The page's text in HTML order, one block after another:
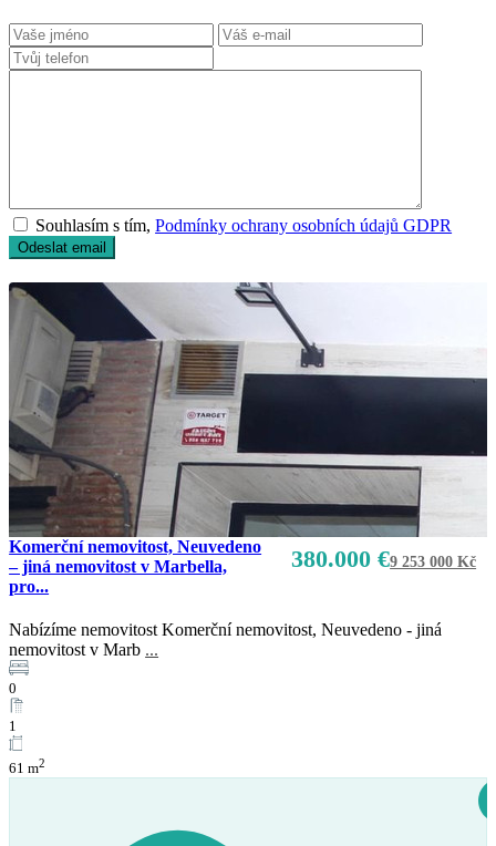
Prodej
K dispozici
Souhlasím s tím,Podmínky ochrany osobních údajů GDPR
380.000 €9 253 000 Kč
Komerční nemovitost, Neuvedeno
– jiná nemovitost v Marbella,
pro...
Nabízíme nemovitost Komerční nemovitost, Neuvedeno - jiná
nemovitost v Marb ...
0
1
61 m2